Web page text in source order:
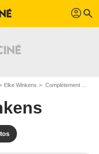
profil search
Elke Winkens Complètement givrés : Photo Elke Winkens, Thorsten Merten